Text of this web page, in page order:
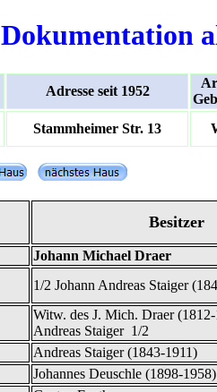
Dokumentation
Adresse seit 1952
Stammheimer Str. 13
Besitzer
Johann Michael Draer
1/2 Johann Andreas Staiger
Witw. des J. Mich. Draer
Andreas Staiger 1/2
Andreas Staiger (1843-1911)
Johannes Deuschle (1898-1958)